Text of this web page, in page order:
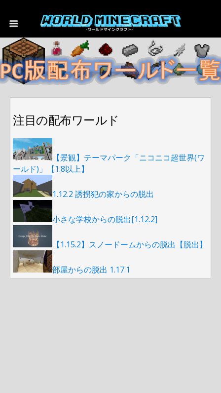
注目の配布ワールド
【景観】テーマパーク「ニコニコ超世界(ワ
ールド)」【1.8以上】
1.12.2 誘拐犯の家からの脱出
小さな学校からの脱出[1.12.2]
【1.15.2】スノードームからの脱出【脱出】
部屋からの脱出 1.17.1